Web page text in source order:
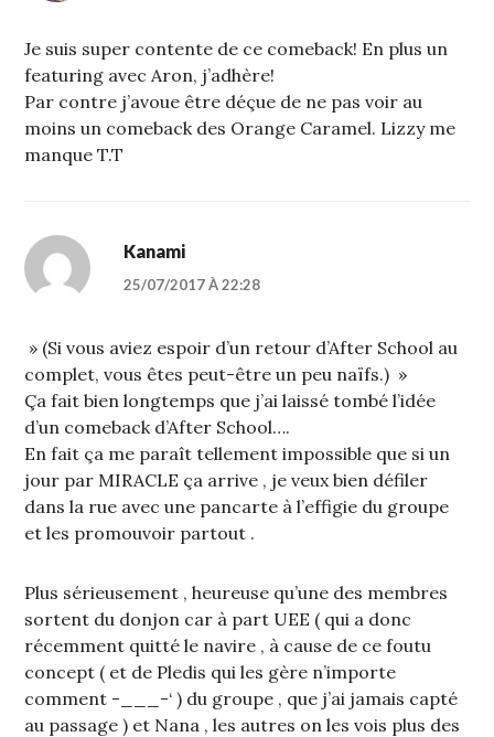
Je suis super contente de ce comeback! En plus un
featuring avec Aron, j’adhère!
Par contre j’avoue être déçue de ne pas voir au
moins un comeback des Orange Caramel. Lizzy me
manque T.T
Kanami
25/07/2017 À 22:28
» (Si vous aviez espoir d’un retour d’After School au
complet, vous êtes peut-être un peu naïfs.) »
Ça fait bien longtemps que j’ai laissé tombé l’idée
d’un comeback d’After School….
En fait ça me paraît tellement impossible que si un
jour par MIRACLE ça arrive , je veux bien défiler
dans la rue avec une pancarte à l’effigie du groupe
et les promouvoir partout .
Plus sérieusement , heureuse qu’une des membres
sortent du donjon car à part UEE ( qui a donc
récemment quitté le navire , à cause de ce foutu
concept ( et de Pledis qui les gère n’importe
comment -___-‘ ) du groupe , que j’ai jamais capté
au passage ) et Nana , les autres on les vois plus des